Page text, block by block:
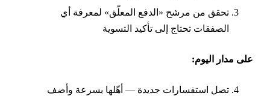
تحقق من مرشح «الدفع المعلّق» لمعرفة أي
الصفقات تحتاج إلى تأكيد التسوية
مدار اليوم:
تصل استفسارات جديدة — أهّلها بسرعة وأضف